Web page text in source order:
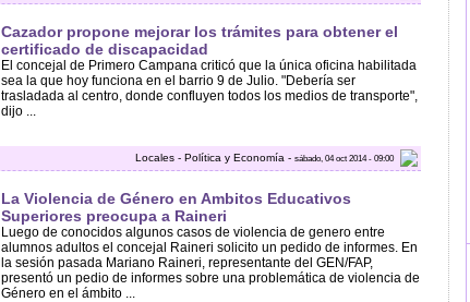
Cazador propone mejorar los trámites para obtener el
certificado de discapacidad
El concejal de Primero Campana criticó que la única oficina habilitada
sea la que hoy funciona en el barrio 9 de Julio. "Debería ser
trasladada al centro, donde confluyen todos los medios de transporte",
dijo ...
Locales - Política y Economía - sábado, 04 oct 2014 - 09:00
La Violencia de Género en Ambitos Educativos
Superiores preocupa a Raineri
Luego de conocidos algunos casos de violencia de genero entre
alumnos adultos el concejal Raineri solicito un pedido de informes. En
la sesión pasada Mariano Raineri, representante del GEN/FAP,
presentó un pedio de informes sobre una problemática de violencia de
Género en el ámbito ...